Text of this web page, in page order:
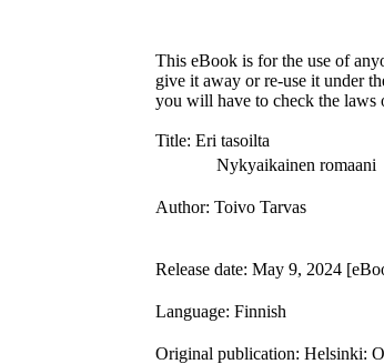
This eBook is for the use of
give it away or re-use it under
you will have to check the laws
Title: Eri tasoilta
Nykyaikainen romaani
Author: Toivo Tarvas
Release date: May 9, 2024
Language: Finnish
Original publication: Helsinki: